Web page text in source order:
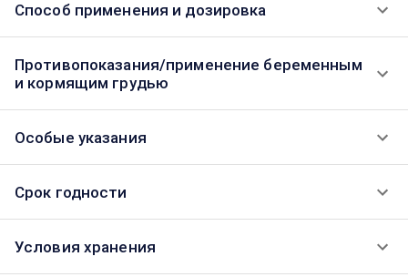
Способ применения и дозировка
Противопоказания/применение беременным
и кормящим грудью
Особые указания
Срок годности
Условия хранения